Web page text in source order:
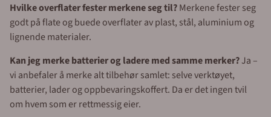
Hvilke overflater fester merkene seg til?Merkene fester seg
godt på flate og buede overflater av plast, stål, aluminium og
lignende materialer.
Kan jeg merke batterier og ladere med samme merker?Ja –
vi anbefaler å merke alt tilbehør samlet: selve verktøyet,
batterier, lader og oppbevaringskoffert. Da er det ingen tvil
om hvem som er rettmessig eier.